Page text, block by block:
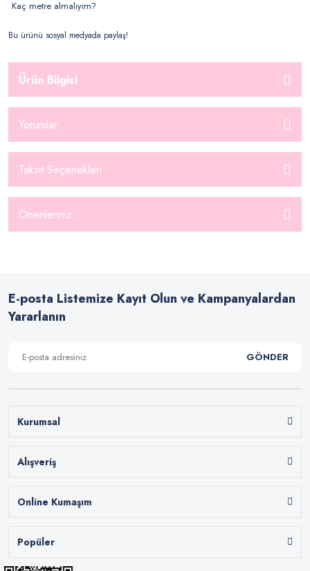
Kaç metre almalıyım?
Bu ürünü sosyal medyada paylaş!
Ürün Bilgisi
Yorumlar
Taksit Seçenekleri
Önerileriniz
E-posta Listemize Kayıt Olun ve Kampanyalardan
Yararlanın
GÖNDER
Kurumsal
Alışveriş
Online Kumaşım
Popüler